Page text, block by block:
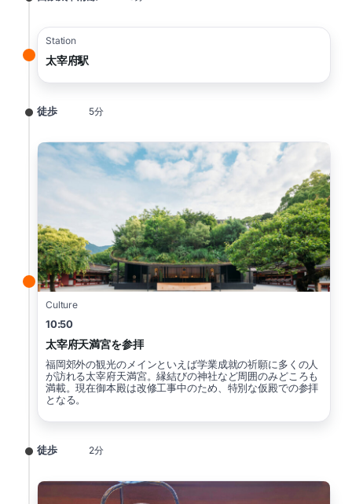
Station
太宰府駅
徒歩 5分
Culture
10:50
太宰府天満宮を参拝
福岡郊外の観光のメインといえば学業成就の祈願に多くの人
が訪れる太宰府天満宮。縁結びの神社など周囲のみどころも
満載。現在御本殿は改修工事中のため、特別な仮殿での参拝
となる。
徒歩 2分